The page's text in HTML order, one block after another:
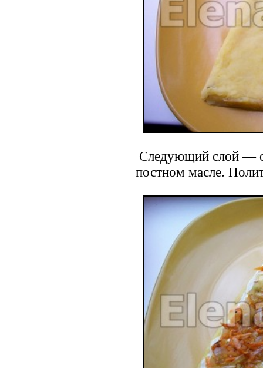
Следующий слой —
постном масле.